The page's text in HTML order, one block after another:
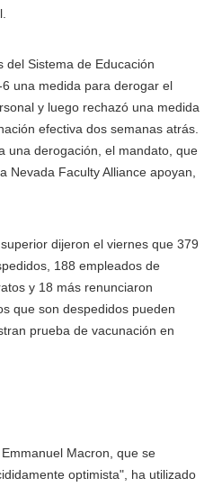
del Sistema de Educación
una medida para derogar el
y luego rechazó una medida
efectiva dos semanas atrás.
una derogación, el mandato, que
Nevada Faculty Alliance apoyan,
dijeron el viernes que 379
188 empleados de
y 18 más renunciaron
que son despedidos pueden
prueba de vacunación en
Macron, que se
optimista", ha utilizado